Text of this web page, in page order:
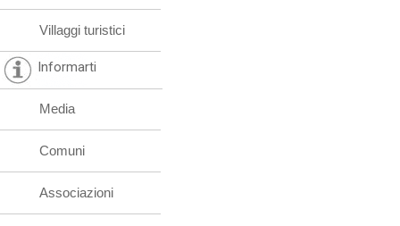
Villaggi turistici
Informarti
Media
Comuni
Associazioni